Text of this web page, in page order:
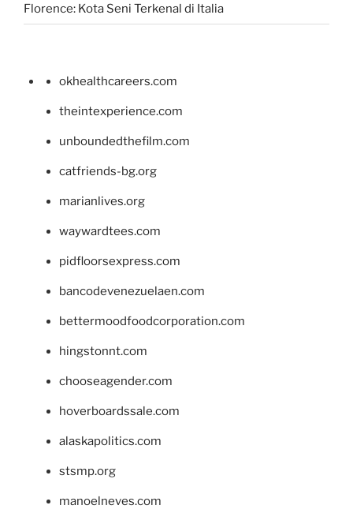
Florence: Kota Seni Terkenal di Italia
okhealthcareers.com
theintexperience.com
unboundedthefilm.com
catfriends-bg.org
marianlives.org
waywardtees.com
pidfloorsexpress.com
bancodevenezuelaen.com
bettermoodfoodcorporation.com
hingstonnt.com
chooseagender.com
hoverboardssale.com
alaskapolitics.com
stsmp.org
manoelneves.com